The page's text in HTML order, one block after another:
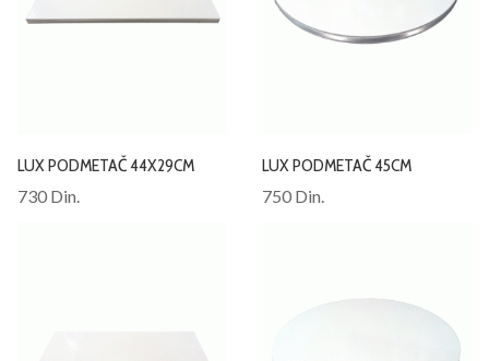
LUX PODMETAČ 44X29CM
730 Din.
LUX PODMETAČ 45CM
750 Din.